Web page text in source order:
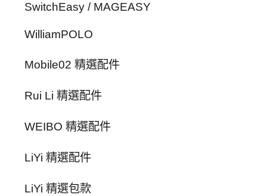
SwitchEasy / MAGEASY
WilliamPOLO
Mobile02 精選配件
Rui Li 精選配件
WEIBO 精選配件
LiYi 精選配件
LiYi 精選包款